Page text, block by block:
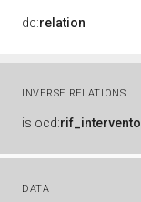
dc:relation
INVERSE RELATIONS
is ocd:rif_intervento
DATA